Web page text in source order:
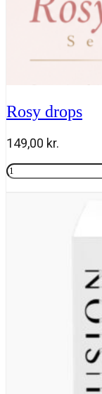
Rosy drops
149,00 kr.
Rosy
drops